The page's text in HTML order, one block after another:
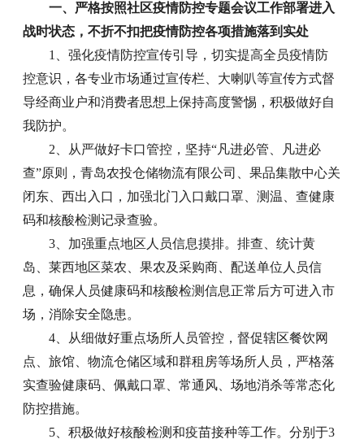
一、严格按照社区疫情防控专题会议工作部署进入
战时状态，不折不扣把疫情防控各项措施落到实处
1、强化疫情防控宣传引导，切实提高全员疫情防
控意识，各专业市场通过宣传栏、大喇叭等宣传方式督
导经商业户和消费者思想上保持高度警惕，积极做好自
我防护。
2、从严做好卡口管控，坚持“凡进必管、凡进必
查”原则，青岛农投仓储物流有限公司、果品集散中心关
闭东、西出入口，加强北门入口戴口罩、测温、查健康
码和核酸检测记录查验。
3、加强重点地区人员信息摸排。排查、统计黄
岛、莱西地区菜农、果农及采购商、配送单位人员信
息，确保人员健康码和核酸检测信息正常后方可进入市
场，消除安全隐患。
4、从细做好重点场所人员管控，督促辖区餐饮网
点、旅馆、物流仓储区域和群租房等场所人员，严格落
实查验健康码、佩戴口罩、常通风、场地消杀等常态化
防控措施。
5、积极做好核酸检测和疫苗接种等工作。分别于3